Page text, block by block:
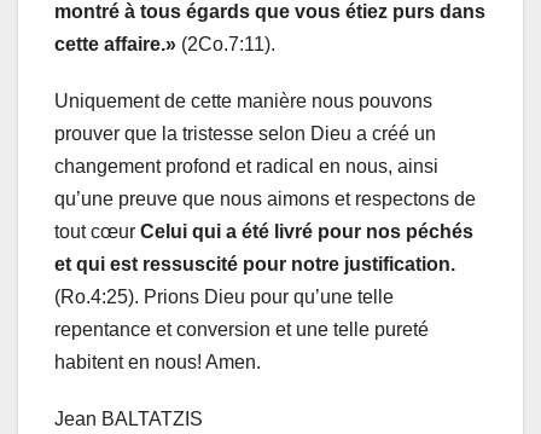
montré à tous égards que vous étiez purs dans
cette affaire.» (2Co.7:11).
Uniquement de cette manière nous pouvons
prouver que la tristesse selon Dieu a créé un
changement profond et radical en nous, ainsi
qu’une preuve que nous aimons et respectons de
tout cœur Celui qui a été livré pour nos péchés
et qui est ressuscité pour notre justification.
(Ro.4:25). Prions Dieu pour qu’une telle
repentance et conversion et une telle pureté
habitent en nous! Amen.
Jean BALTATZIS